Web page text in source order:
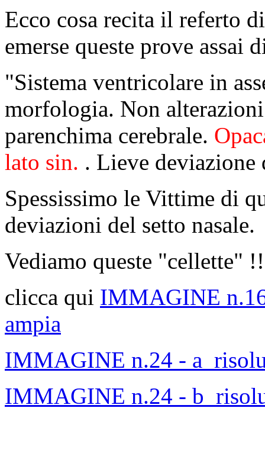
Ecco cosa recita il referto
emerse queste prove
"Sistema ventricolare in
morfologia. Non
parenchima cerebrale.
lato sin. . Lieve deviazione
Spessissimo le Vittime di
deviazioni del setto nasale.
Vediamo queste "cellette"
clicca qui IMMAGINE
ampia
IMMAGINE n.24 - a
IMMAGINE n.24 - b